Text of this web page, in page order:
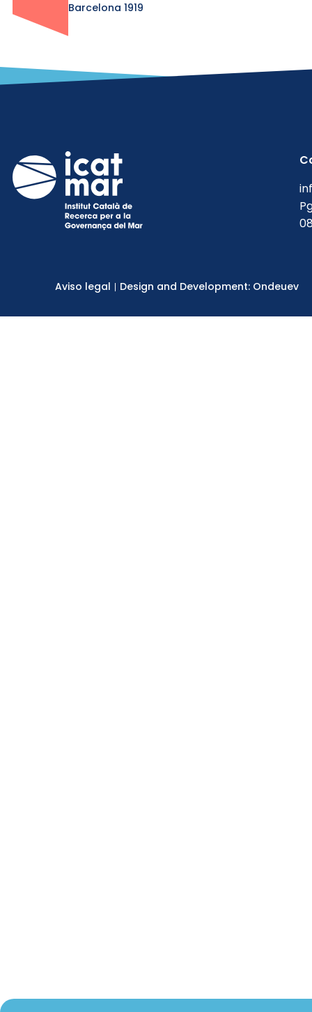
Barcelona 1919
Aviso legal Design and Development: Ondeuev